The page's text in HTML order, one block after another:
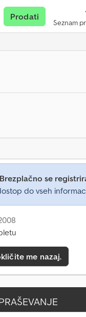
Prodati
Seznam
Brezplačno se
do vseh
me nazaj.